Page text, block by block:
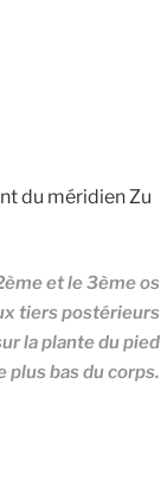
du méridien Zu
et le 3ème os
tiers postérieurs
la plante du pied
plus bas du corps.